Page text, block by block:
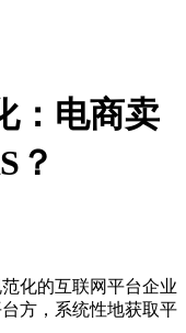
：电商卖
？
化的互联网平台企业
方，系统性地获取平